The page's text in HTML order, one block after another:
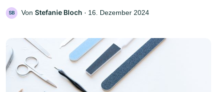
SB Von Stefanie Bloch ‧ 16. Dezember 2024